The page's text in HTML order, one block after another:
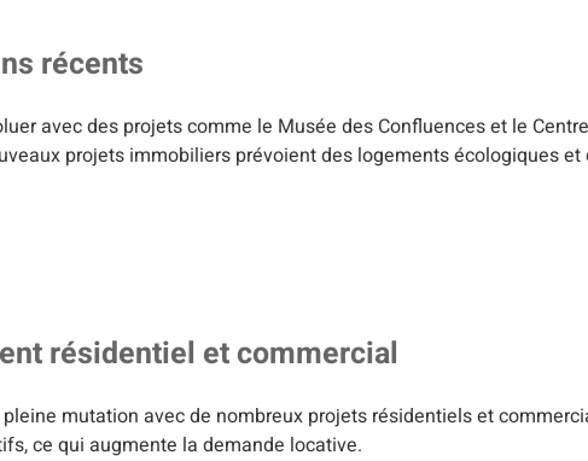
récents
avec des projets comme le Musée des Confluences et le
projets immobiliers prévoient des logements écologiques
résidentiel et commercial
mutation avec de nombreux projets résidentiels et
ce qui augmente la demande locative.